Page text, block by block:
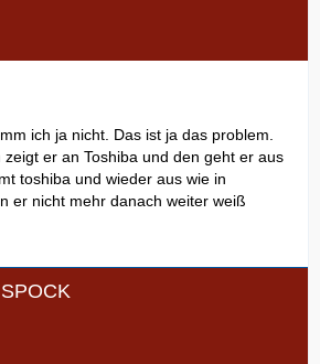
ich ja nicht. Das ist ja das problem.
er an Toshiba und den geht er aus
toshiba und wieder aus wie in
er nicht mehr danach weiter weiß